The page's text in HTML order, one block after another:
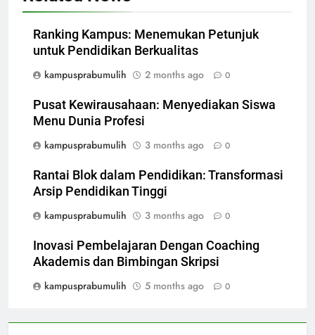
Ranking Kampus: Menemukan Petunjuk
untuk Pendidikan Berkualitas
kampusprabumulih
2 months ago 0
Pusat Kewirausahaan: Menyediakan Siswa
Menu Dunia Profesi
kampusprabumulih
3 months ago 0
Rantai Blok dalam Pendidikan: Transformasi
Arsip Pendidikan Tinggi
kampusprabumulih
3 months ago 0
Inovasi Pembelajaran Dengan Coaching
Akademis dan Bimbingan Skripsi
kampusprabumulih
5 months ago 0